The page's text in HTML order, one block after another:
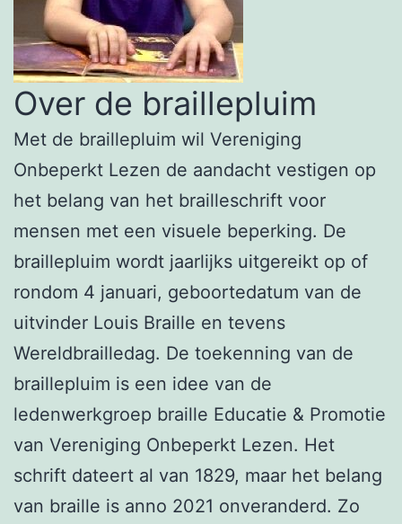
Over de braillepluim
Met de braillepluim wil Vereniging
Onbeperkt Lezen de aandacht vestigen op
het belang van het brailleschrift voor
mensen met een visuele beperking. De
braillepluim wordt jaarlijks uitgereikt op of
rondom 4 januari, geboortedatum van de
uitvinder Louis Braille en tevens
Wereldbrailledag. De toekenning van de
braillepluim is een idee van de
ledenwerkgroep braille Educatie & Promotie
van Vereniging Onbeperkt Lezen. Het
schrift dateert al van 1829, maar het belang
van braille is anno 2021 onveranderd. Zo